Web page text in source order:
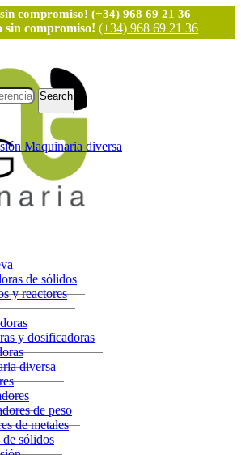
compromiso! (+34) 968 69 21 36
sin compromiso! (+34) 968 69 21 36
de sólidos
y reactores
y dosificadoras
diversa
de peso
de metales
sólidos
Search
Maquinaria diversa